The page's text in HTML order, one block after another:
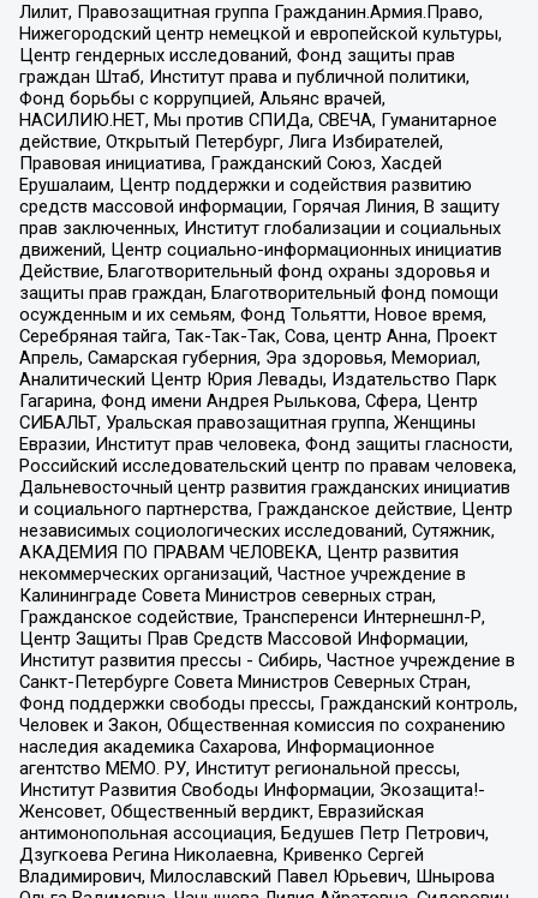
Лилит, Правозащитная группа Гражданин.Армия.Право,
Нижегородский центр немецкой и европейской культуры,
Центр гендерных исследований, Фонд защиты прав
граждан Штаб, Институт права и публичной политики,
Фонд борьбы с коррупцией, Альянс врачей,
НАСИЛИЮ.НЕТ, Мы против СПИДа, СВЕЧА, Гуманитарное
действие, Открытый Петербург, Лига Избирателей,
Правовая инициатива, Гражданский Союз, Хасдей
Ерушалаим, Центр поддержки и содействия развитию
средств массовой информации, Горячая Линия, В защиту
прав заключенных, Институт глобализации и социальных
движений, Центр социально-информационных инициатив
Действие, Благотворительный фонд охраны здоровья и
защиты прав граждан, Благотворительный фонд помощи
осужденным и их семьям, Фонд Тольятти, Новое время,
Серебряная тайга, Так-Так-Так, Сова, центр Анна, Проект
Апрель, Самарская губерния, Эра здоровья, Мемориал,
Аналитический Центр Юрия Левады, Издательство Парк
Гагарина, Фонд имени Андрея Рылькова, Сфера, Центр
СИБАЛЬТ, Уральская правозащитная группа, Женщины
Евразии, Институт прав человека, Фонд защиты гласности,
Российский исследовательский центр по правам человека,
Дальневосточный центр развития гражданских инициатив
и социального партнерства, Гражданское действие, Центр
независимых социологических исследований, Сутяжник,
АКАДЕМИЯ ПО ПРАВАМ ЧЕЛОВЕКА, Центр развития
некоммерческих организаций, Частное учреждение в
Калининграде Совета Министров северных стран,
Гражданское содействие, Трансперенси Интернешнл-Р,
Центр Защиты Прав Средств Массовой Информации,
Институт развития прессы - Сибирь, Частное учреждение в
Санкт-Петербурге Совета Министров Северных Стран,
Фонд поддержки свободы прессы, Гражданский контроль,
Человек и Закон, Общественная комиссия по сохранению
наследия академика Сахарова, Информационное
агентство МЕМО. РУ, Институт региональной прессы,
Институт Развития Свободы Информации, Экозащита!-
Женсовет, Общественный вердикт, Евразийская
антимонопольная ассоциация, Бедушев Петр Петрович,
Дзугкоева Регина Николаевна, Кривенко Сергей
Владимирович, Милославский Павел Юрьевич, Шнырова